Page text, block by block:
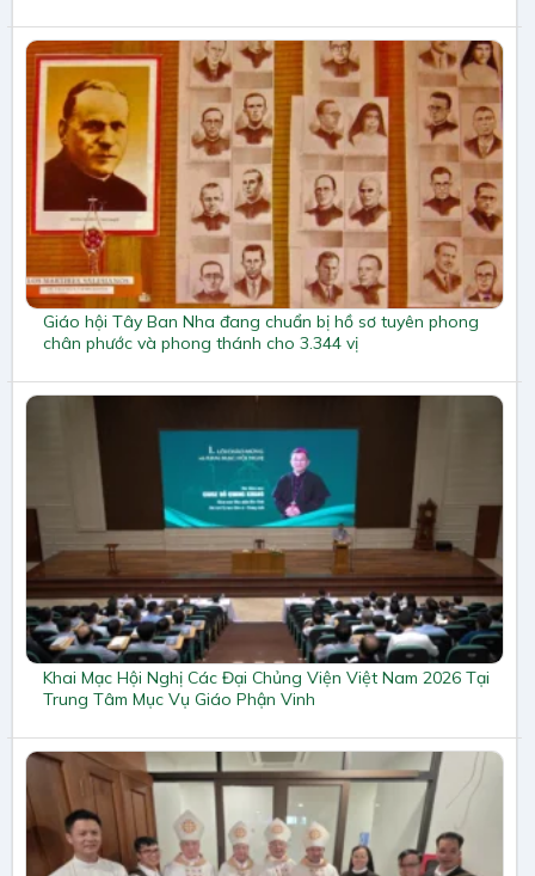
Giáo hội Tây Ban Nha đang chuẩn bị hồ sơ tuyên phong
chân phước và phong thánh cho 3.344 vị
Khai Mạc Hội Nghị Các Đại Chủng Viện Việt Nam 2026 Tại
Trung Tâm Mục Vụ Giáo Phận Vinh